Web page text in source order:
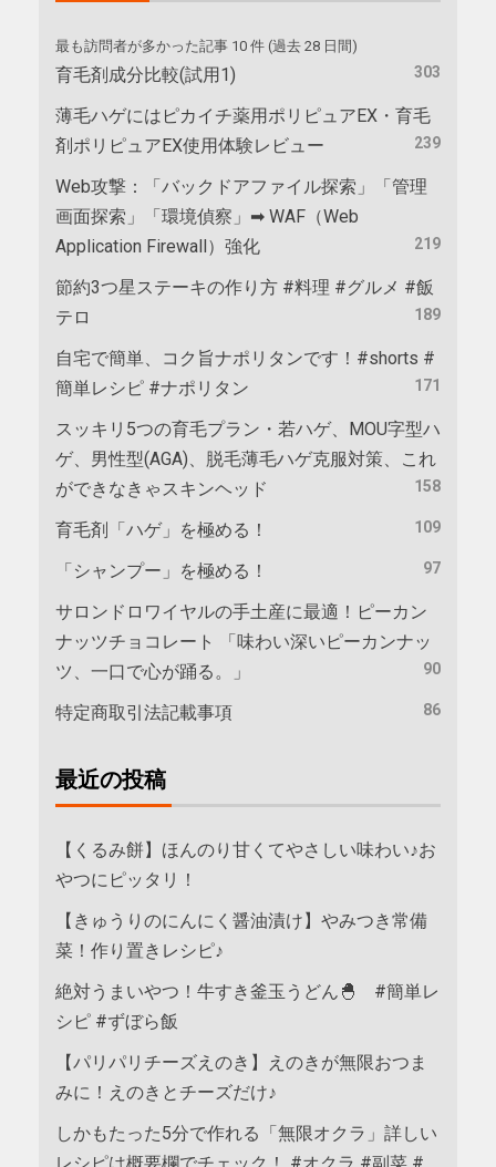
最も訪問者が多かった記事 10 件 (過去 28 日間)
育毛剤成分比較(試用1) 303
薄毛ハゲにはピカイチ薬用ポリピュアEX・育毛
剤ポリピュアEX使用体験レビュー
239
Web攻撃：「バックドアファイル探索」「管理
画面探索」「環境偵察」➡ WAF（Web
Application Firewall）強化
219
節約3つ星ステーキの作り方 #料理 #グルメ #飯
テロ
189
自宅で簡単、コク旨ナポリタンです！#shorts #
簡単レシピ #ナポリタン
171
スッキリ5つの育毛プラン・若ハゲ、MOU字型ハ
ゲ、男性型(AGA)、脱毛薄毛ハゲ克服対策、これ
ができなきゃスキンヘッド
158
育毛剤「ハゲ」を極める！ 109
「シャンプー」を極める！ 97
サロンドロワイヤルの手土産に最適！ピーカン
ナッツチョコレート 「味わい深いピーカンナッ
ツ、一口で心が踊る。」
90
特定商取引法記載事項 86
最近の投稿
【くるみ餅】ほんのり甘くてやさしい味わい♪お
やつにピッタリ！
【きゅうりのにんにく醤油漬け】やみつき常備
菜！作り置きレシピ♪
絶対うまいやつ！牛すき釜玉うどん🐣 #簡単レ
シピ #ずぼら飯
【パリパリチーズえのき】えのきが無限おつま
みに！えのきとチーズだけ♪
しかもたった5分で作れる「無限オクラ」詳しい